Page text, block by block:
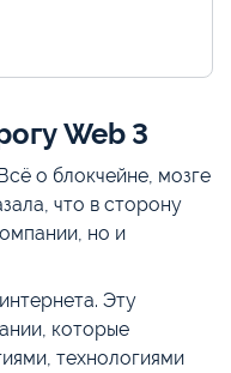
Web 3
о блокчейне, мозге
что в сторону
но и
Эту
которые
технологиями